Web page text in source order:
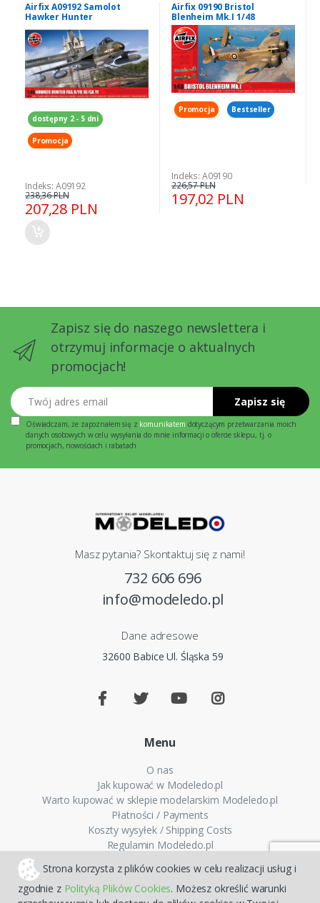
Strona korzysta z plików cookies w celu realizacji usług i
zgodnie z Polityką Plików Cookies. Możesz określić warunki
Airfix A09192 Samolot
Hawker Hunter
FGA.9/FR.10/Ga.11 model 1-
48
dostępny 2 - 5 dni
Promocja
Indeks: A09192
207,28 PLN
238,36 PLN
Airfix 09190 Bristol
Blenheim Mk.I 1/48
Promocja Bestseller
Indeks: A09190
197,02 PLN
226,57 PLN
Zapisz się do naszego newslettera i
otrzymuj informacje o aktualnych
promocjach!
Twój adres email
Zapisz się
Oświadczam, że zapoznałem się z komunikatem dotyczącym przetwarzania moich
danych osobowych w celu wysyłania do mnie informacji o ofercie sklepu, tj. o
promocjach, nowościach i rabatach
Masz pytania? Skontaktuj się z nami!
732 606 696
info@modeledo.pl
Dane adresowe
32600 Babice Ul. Śląska 59
Menu
O nas
Jak kupować w Modeledo.pl
Warto kupować w sklepie modelarskim Modeledo.pl
Płatności / Payments
Koszty wysyłek / Shipping Costs
Regulamin Modeledo.pl
Polityka prywatności
FAQ - Pytania i odpowiedzi